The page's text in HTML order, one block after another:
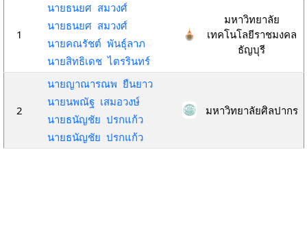
1
นายธนยศ สมวงศ์
นายธนยศ สมวงศ์
นายคณรัชต์ พันธุ์ลาภ
นายสิทธิเดช ไตรรินทร์
มหาวิทยาลัย
เทคโนโลยีราชมงคล
ธัญบุรี
2
นายญาณารณพ ยืนยาว
นายนพณัฐ เสมอวงษ์
นายธนัญชัย ปรกแก้ว
นายธนัญชัย ปรกแก้ว
มหาวิทยาลัยศิลปากร